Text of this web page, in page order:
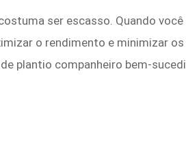
ser escasso. Quando
o rendimento e minimizar
plantio companheiro bem-